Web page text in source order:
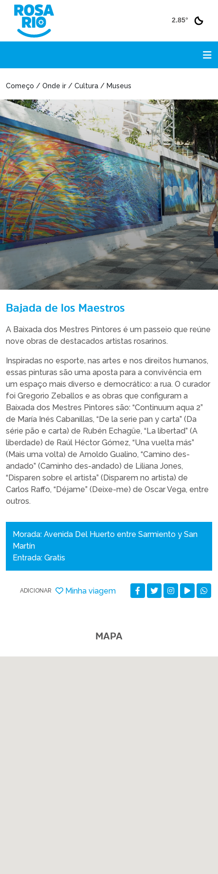
2.85°
Começo / Onde ir / Cultura / Museus
Bajada de los Maestros
A Baixada dos Mestres Pintores é um passeio que reúne
nove obras de destacados artistas rosarinos.
Inspiradas no esporte, nas artes e nos direitos humanos,
essas pinturas são uma aposta para a convivência em
um espaço mais diverso e democrático: a rua. O curador
foi Gregorio Zeballos e as obras que configuram a
Baixada dos Mestres Pintores são: “Continuum aqua 2”
de María Inés Cabanillas, “De la serie pan y carta” (Da
série pão e carta) de Rubén Echagüe, “La libertad” (A
liberdade) de Raúl Héctor Gómez, “Una vuelta más”
(Mais uma volta) de Arnoldo Gualino, “Camino des-
andado” (Caminho des-andado) de Liliana Jones,
“Disparen sobre el artista” (Disparem no artista) de
Carlos Raffo, “Déjame” (Deixe-me) de Oscar Vega, entre
outros.
Morada: Avenida Del Huerto entre Sarmiento y San
Martín
Entrada: Gratis
ADICIONAR Minha viagem
MAPA